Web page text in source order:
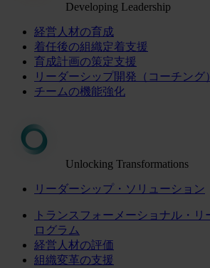
Developing Leadership
経営人材の育成
着任後の組織定着支援
育成計画の策定支援
リーダーシップ開発（コーチング）
チームの機能強化
Unlocking Transformations
リーダーシップ・ソリューション
トランスフォーメーショナル・
ログラム
経営人材の評価
組織変革の支援